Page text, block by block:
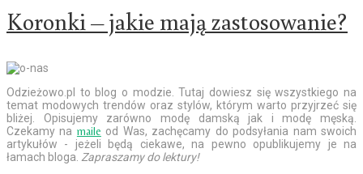
Koronki – jakie mają zastosowanie?
Odzieżowo.pl to blog o modzie. Tutaj dowiesz się wszystkiego na
temat modowych trendów oraz stylów, którym warto przyjrzeć się
bliżej. Opisujemy zarówno modę damską jak i modę męską.
Czekamy na maile od Was, zachęcamy do podsyłania nam swoich
artykułów - jeżeli będą ciekawe, na pewno opublikujemy je na
łamach bloga. Zapraszamy do lektury!